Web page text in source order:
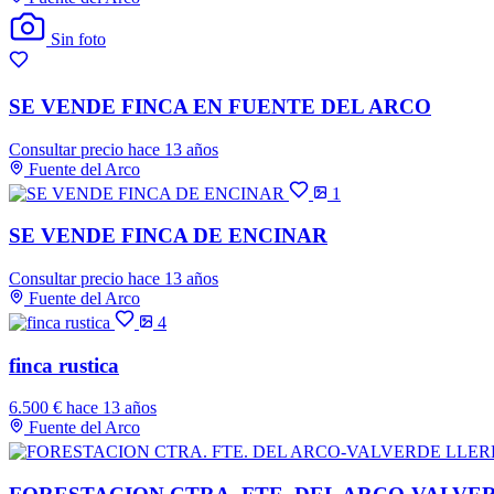
Sin foto
SE VENDE FINCA EN FUENTE DEL ARCO
Consultar precio hace 13 años
Fuente del Arco
1
SE VENDE FINCA DE ENCINAR
Consultar precio hace 13 años
Fuente del Arco
4
finca rustica
6.500 € hace 13 años
Fuente del Arco